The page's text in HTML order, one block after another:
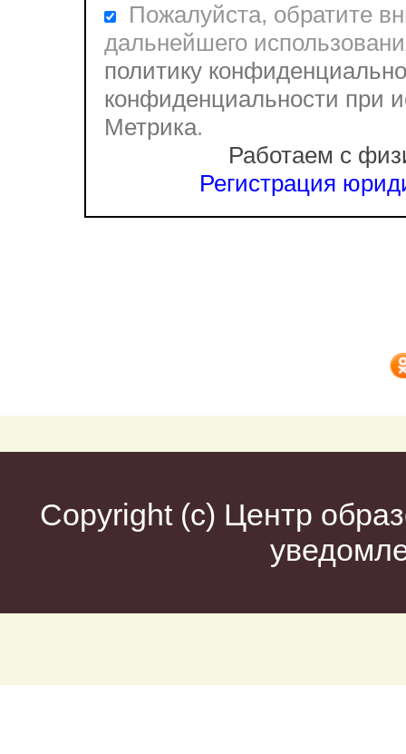
Пожалуйста, обратите
дальнейшего
политику
конфиденциальности при
Метрика.
Работаем с
Регистрация
Copyright (c) Центр